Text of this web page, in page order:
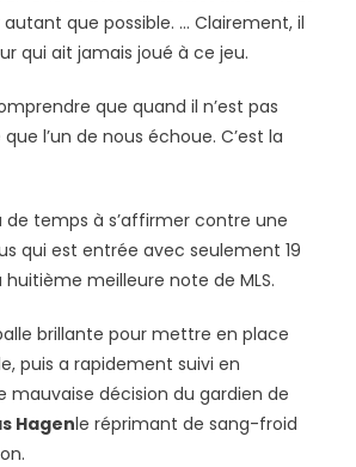
autant que possible. … Clairement, il
qui ait jamais joué à ce jeu.
que quand il n’est pas
l’un de nous échoue. C’est la
de temps à s’affirmer contre une
qui est entrée avec seulement 19
meilleure note de MLS.
brillante pour mettre en place
puis a rapidement suivi en
mauvaise décision du gardien de
Hagenle réprimant de sang-froid